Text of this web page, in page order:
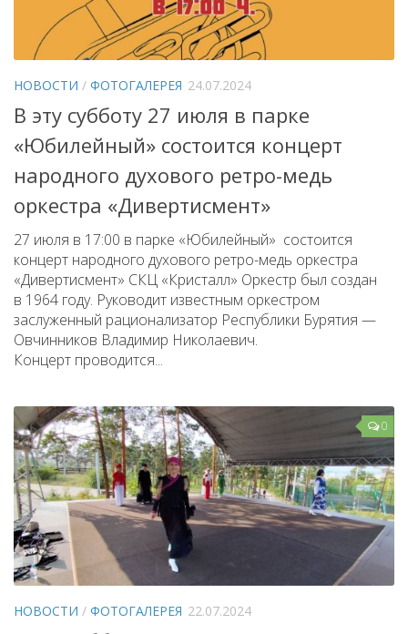
НОВОСТИ / ФОТОГАЛЕРЕЯ 24.07.2024
В эту субботу 27 июля в парке
«Юбилейный» состоится концерт
народного духового ретро-медь
оркестра «Дивертисмент»
27 июля в 17:00 в парке «Юбилейный» состоится
концерт народного духового ретро-медь оркестра
«Дивертисмент» СКЦ «Кристалл» Оркестр был создан
в 1964 году. Руководит известным оркестром
заслуженный рационализатор Республики Бурятия —
Овчинников Владимир Николаевич.
Концерт проводится...
0
НОВОСТИ / ФОТОГАЛЕРЕЯ 22.07.2024